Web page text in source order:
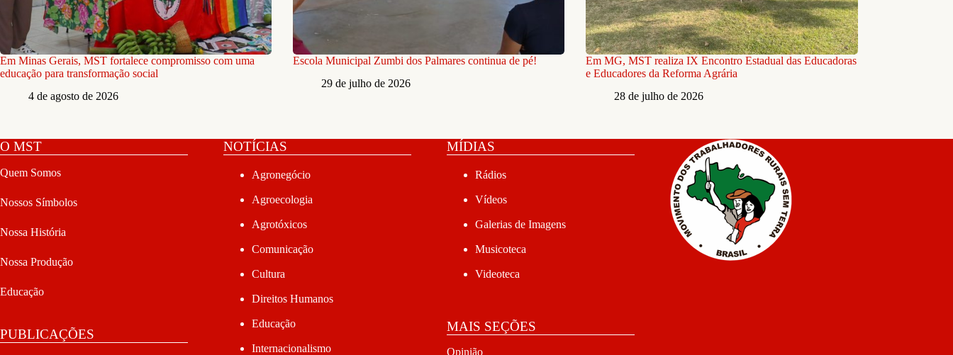
Em Minas Gerais, MST fortalece compromisso com uma
educação para transformação social
4 de agosto de 2026
Escola Municipal Zumbi dos Palmares continua de pé!
29 de julho de 2026
Em MG, MST realiza IX Encontro Estadual das Educadoras
e Educadores da Reforma Agrária
28 de julho de 2026
O MST
Quem Somos
Nossos Símbolos
Nossa História
Nossa Produção
Educação
PUBLICAÇÕES
NOTÍCIAS
Agronegócio
Agroecologia
Agrotóxicos
Comunicação
Cultura
Direitos Humanos
Educação
Internacionalismo
MÍDIAS
Rádios
Vídeos
Galerias de Imagens
Musicoteca
Videoteca
MAIS SEÇÕES
Opinião